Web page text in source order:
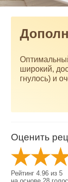
широкий,
гнулось) и
Оценить
Рейтинг4.96 из5